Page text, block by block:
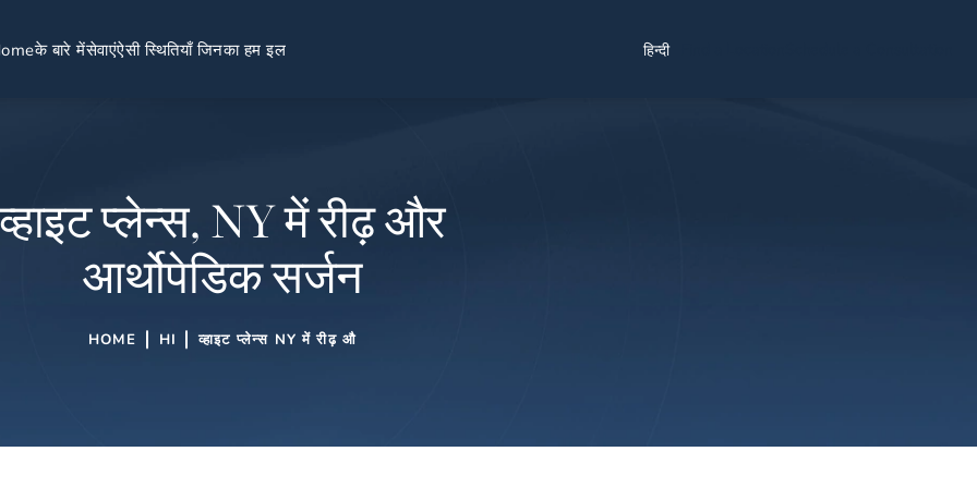
के बारे मेंसेवाएंऐसी स्थितियाँ जिनका हम इल हिन्दी
प्लेन्स, NY में रीढ़ और
आर्थोपेडिक सर्जन
HOME HI व्हाइट प्लेन्स NY में रीढ़ औ